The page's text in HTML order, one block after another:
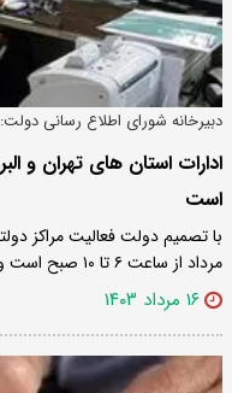
دبیرخانه شورای اطلاع رسانی دولت:
است
مرداد از ساعت ۶ تا ۱۰ صبح است و ادارات استانهای…
۱۶ مرداد ۱۴۰۳